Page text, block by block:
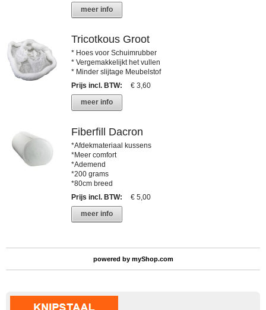
meer info
Tricotkous Groot
* Hoes voor Schuimrubber
* Vergemakkelijkt het vullen
* Minder slijtage Meubelstof
Prijs incl. BTW:
€ 3,60
meer info
Fiberfill Dacron
*Afdekmateriaal kussens
*Meer comfort
*Ademend
*200 grams
*80cm breed
Prijs incl. BTW:
€ 5,00
meer info
powered by myShop.com